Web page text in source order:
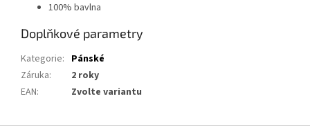
100% bavlna
Doplňkové parametry
Kategorie: Pánské
Záruka:
2 roky
EAN: Zvolte variantu